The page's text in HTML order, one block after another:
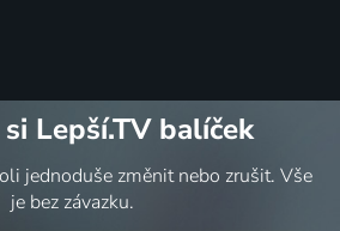
Lepší.TV balíček
jednoduše změnit nebo zrušit. Vše
je bez závazku.